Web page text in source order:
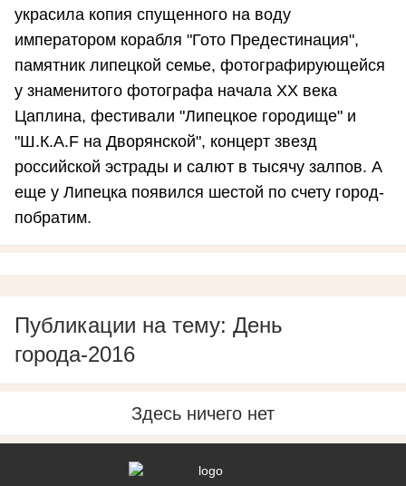
украсила копия спущенного на воду
императором корабля "Гото Предестинация",
памятник липецкой семье, фотографирующейся
у знаменитого фотографа начала XX века
Цаплина, фестивали "Липецкое городище" и
"Ш.К.А.F на Дворянской", концерт звезд
российской эстрады и салют в тысячу залпов. А
еще у Липецка появился шестой по счету город-
побратим.
Публикации на тему: День
города-2016
Здесь ничего нет